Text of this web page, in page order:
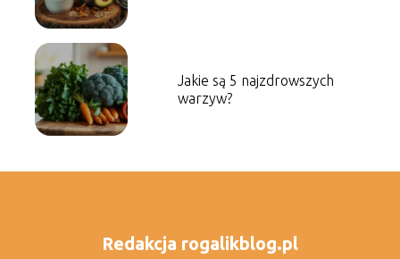
Jakie są 5 najzdrowszych
warzyw?
Redakcja rogalikblog.pl